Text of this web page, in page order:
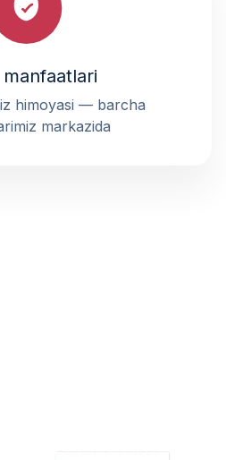
manfaatlari
himoyasi — barcha
markazida